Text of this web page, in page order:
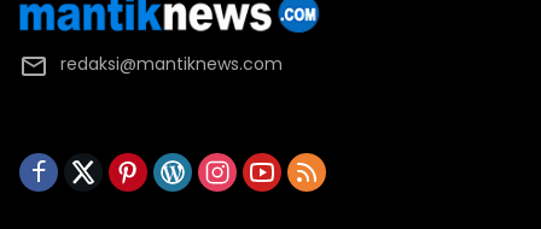
redaksi@mantiknews.com